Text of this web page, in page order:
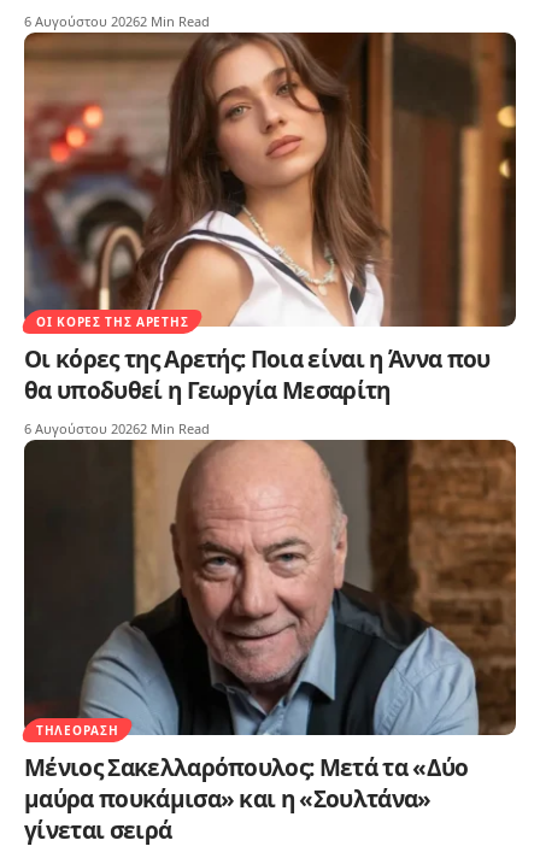
6 Αυγούστου 20262 Min Read
ΟΙ ΚΌΡΕΣ ΤΗΣ ΑΡΕΤΉΣ
Οι κόρες της Αρετής: Ποια είναι η Άννα που
θα υποδυθεί η Γεωργία Μεσαρίτη
6 Αυγούστου 20262 Min Read
ΤΗΛΕΌΡΑΣΗ
Μένιος Σακελλαρόπουλος: Μετά τα «Δύο
μαύρα πουκάμισα» και η «Σουλτάνα»
γίνεται σειρά